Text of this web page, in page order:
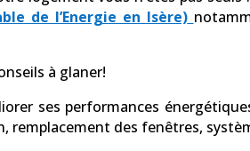
de l’Energie en Isère)
à glaner!
ses performances
remplacement des fenêtres,